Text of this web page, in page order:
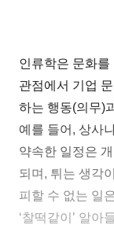
인류학은 문화를
관점에서 기업
하는 행동(의무)
예를 들어, 상사
약속한 일정은
되며, 튀는 생각
피할 수 없는 일
‘찰떡같이’ 알아